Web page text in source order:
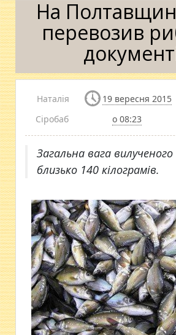
На
перевозив
Наталія
Сіробаб
19 вересня 2015
о 08:23
Загальна вага
близько 140 кілограмів.